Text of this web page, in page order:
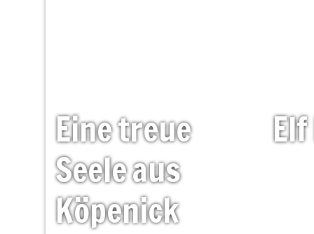
Einetreue
Seeleaus
Köpenick
Elf